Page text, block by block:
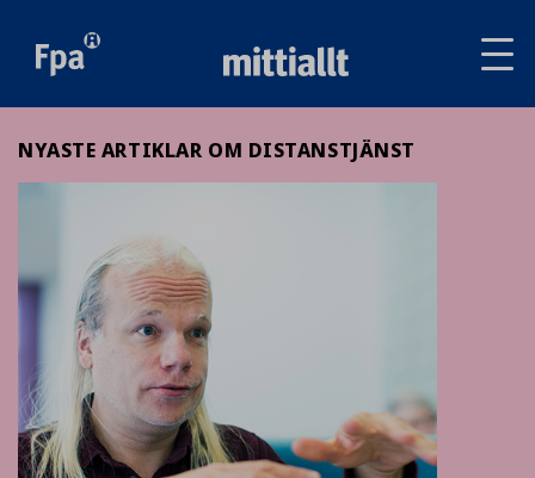
NYASTE ARTIKLAR OM DISTANSTJÄNST